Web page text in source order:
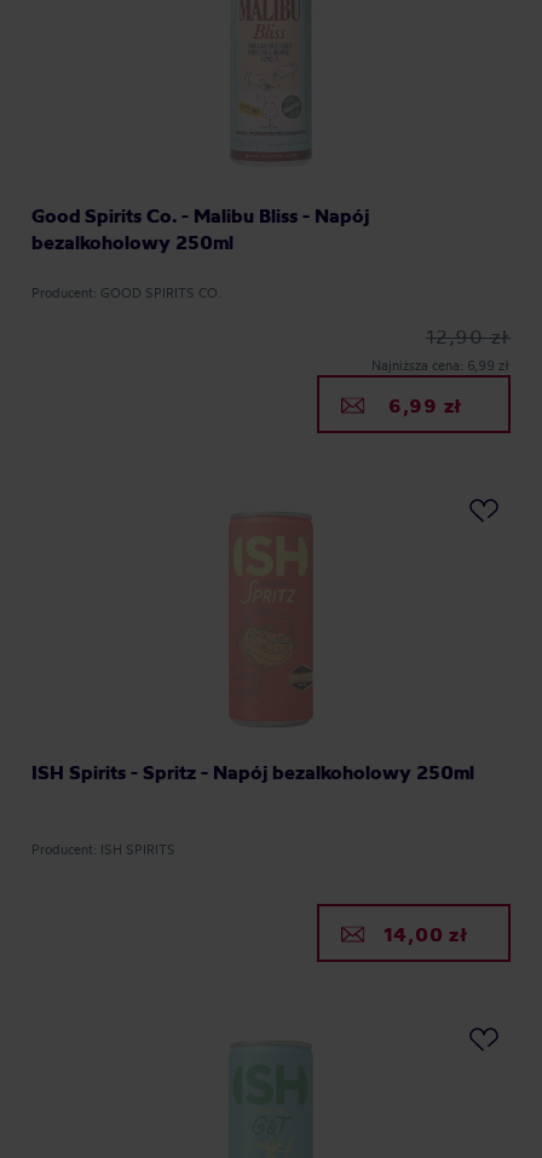
Good Spirits Co. - Malibu Bliss - Napój
bezalkoholowy 250ml
Producent: GOOD SPIRITS CO.
12,90 zł
Najniższa cena: 6,99 zł
6,99 zł
ISH Spirits - Spritz - Napój bezalkoholowy 250ml
Producent: ISH SPIRITS
14,00 zł